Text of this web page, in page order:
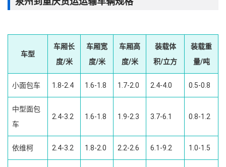
车型
车厢长
度/米
车厢宽
度/米
车厢高
度/米
装载体
积/立方
装载重
量/吨
小面包车 1.8-2.4 1.6-1.8 1.7-2.0 2.4-4.0 0.5-0.8
中型面包
车
2.4-3.2 1.6-1.8 1.9-2.3 3.7-6.1 0.8-1.2
依维柯 2.4-3.2 1.8-2.0 2.2-2.6 6.1-9.2 1.0-1.5